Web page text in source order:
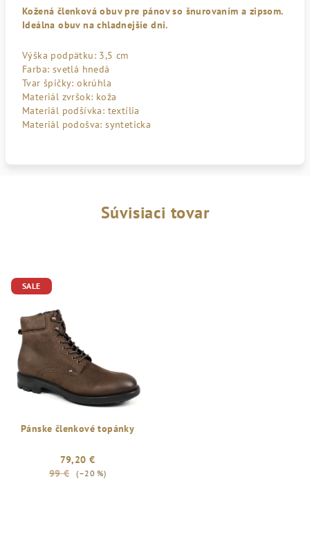
Kožená členková obuv pre pánov so šnurovaním a zipsom.
Ideálna obuv na chladnejšie dni.
Výška podpätku: 3,5 cm
Farba: svetlá hnedá
Tvar špičky: okrúhla
Materiál zvršok: koža
Materiál podšívka: textília
Materiál podošva: synteticka
Súvisiaci tovar
SALE
Pánske členkové topánky
79,20 €
99 €
(–20 %)